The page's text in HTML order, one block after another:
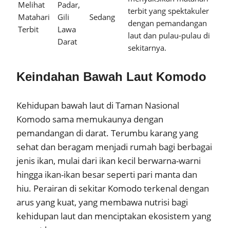
Melihat
Matahari
Terbit
Padar,
Gili
Lawa
Darat
Sedang
terbit yang spektakuler
dengan pemandangan
laut dan pulau-pulau di
sekitarnya.
Keindahan Bawah Laut Komodo
Kehidupan bawah laut di Taman Nasional
Komodo sama memukaunya dengan
pemandangan di darat. Terumbu karang yang
sehat dan beragam menjadi rumah bagi berbagai
jenis ikan, mulai dari ikan kecil berwarna-warni
hingga ikan-ikan besar seperti pari manta dan
hiu. Perairan di sekitar Komodo terkenal dengan
arus yang kuat, yang membawa nutrisi bagi
kehidupan laut dan menciptakan ekosistem yang